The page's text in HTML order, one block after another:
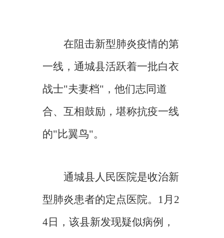
在阻击新型肺炎疫情的第
一线，通城县活跃着一批白衣
战士"夫妻档"，他们志同道
合、互相鼓励，堪称抗疫一线
的"比翼鸟"。
通城县人民医院是收治新
型肺炎患者的定点医院。1月2
4日，该县新发现疑似病例，